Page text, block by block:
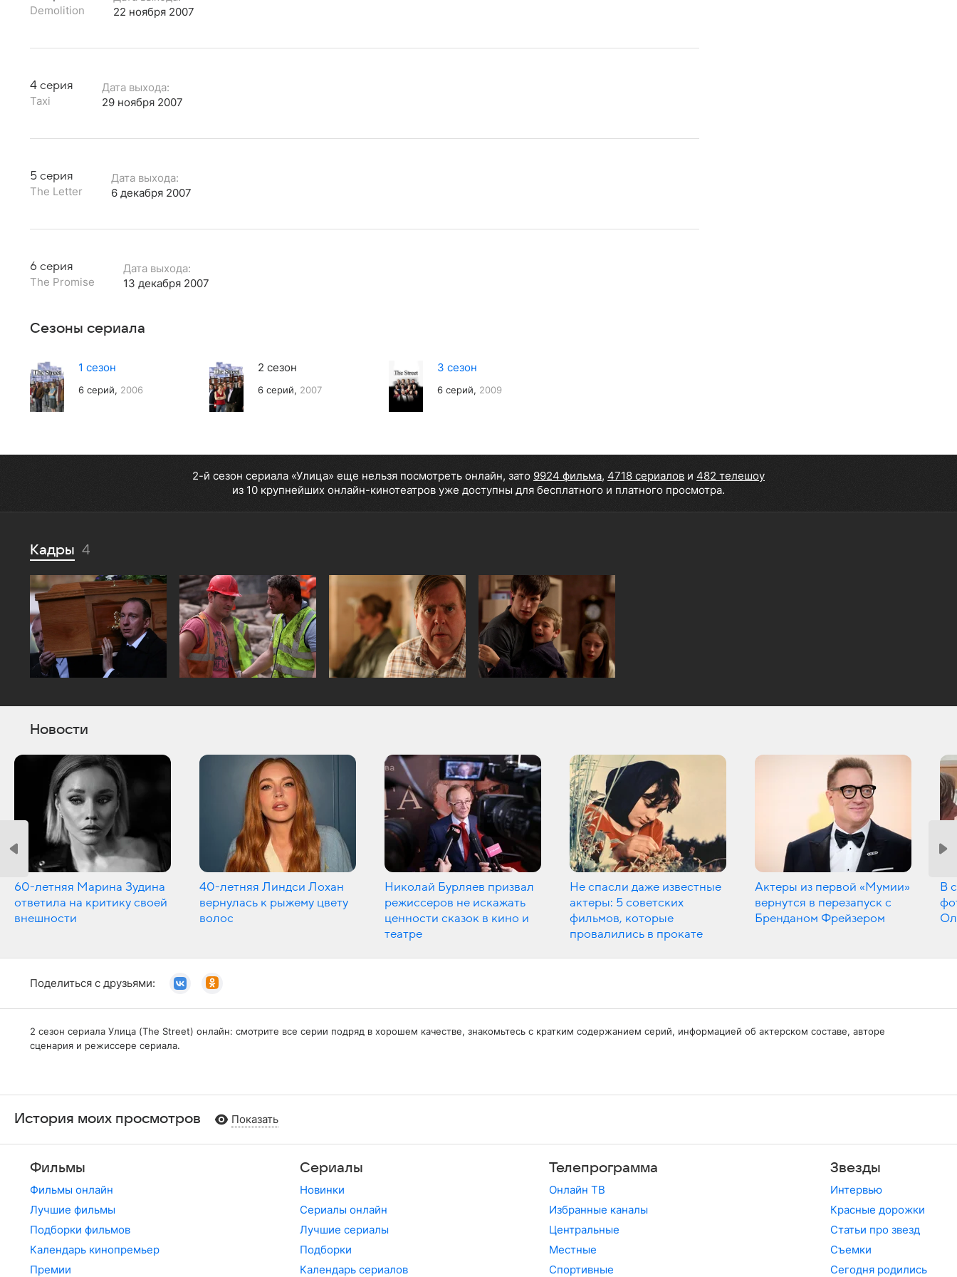
Demolition
22 ноября 2007
4 серия
Taxi
Дата выхода:
29 ноября 2007
5 серия
The Letter
Дата выхода:
6 декабря 2007
6 серия
The Promise
Дата выхода:
13 декабря 2007
Сезоны сериала
1 сезон
6 серий, 2006
2 сезон
6 серий, 2007
3 сезон
6 серий, 2009
2-й сезон сериала «Улица» еще нельзя посмотреть онлайн, зато 9924 фильма, 4718 сериалов и 482 телешоу
из 10 крупнейших онлайн-кинотеатров уже доступны для бесплатного и платного просмотра.
Кадры 4
Новости
60-летняя Марина Зудина
ответила на критику своей
внешности
40-летняя Линдси Лохан
вернулась к рыжему цвету
волос
Николай Бурляев призвал
режиссеров не искажать
ценности сказок в кино и
театре
Не спасли даже известные
актеры: 5 советских
фильмов, которые
провалились в прокате
Актеры из первой «Мумии»
вернутся в перезапуск с
Бренданом Фрейзером
В
Поделиться с друзьями:
2 сезон сериала Улица (The Street) онлайн: смотрите все серии подряд в хорошем качестве, знакомьтесь с кратким содержанием серий, информацией об актерском составе, авторе
сценария и режиссере сериала.
История моих просмотров Показать
Фильмы
Фильмы онлайн
Лучшие фильмы
Подборки фильмов
Календарь кинопремьер
Премии
Сериалы
Новинки
Сериалы онлайн
Лучшие сериалы
Подборки
Календарь сериалов
Телепрограмма
Онлайн ТВ
Избранные каналы
Центральные
Местные
Спортивные
Звезды
Интервью
Красные дорожки
Статьи про звезд
Съемки
Сегодня родились